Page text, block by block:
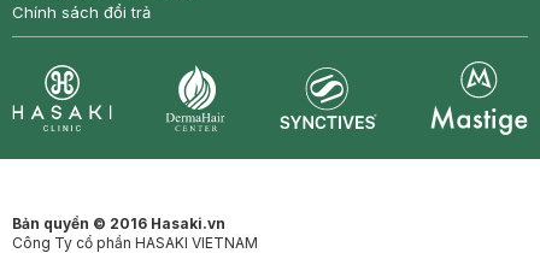
Chính sách đổi trả
Bản quyền © 2016 Hasaki.vn
Công Ty cổ phần HASAKI VIETNAM